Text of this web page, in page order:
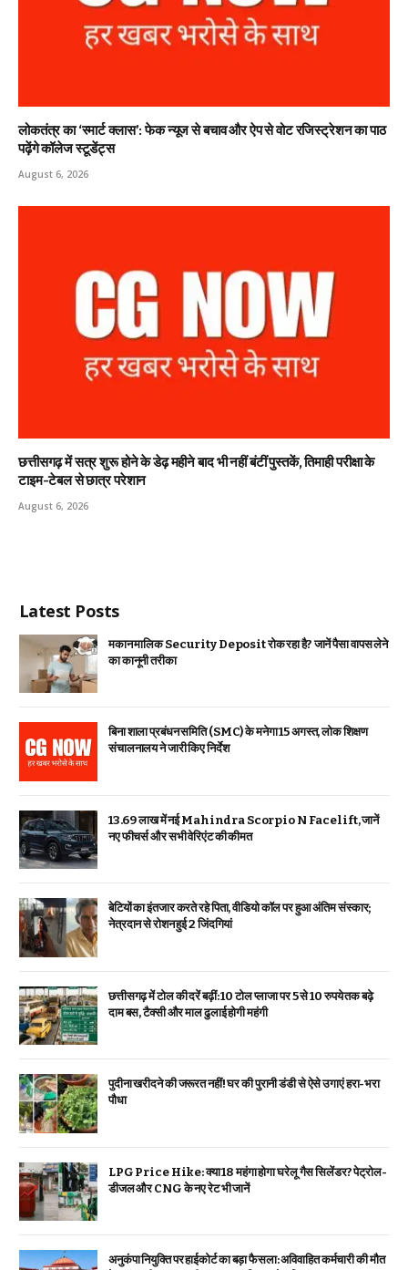
लोकतंत्र का ‘स्मार्ट क्लास’: फेक न्यूज से बचाव और ऐप से वोट रजिस्ट्रेशन का पाठ
पढ़ेंगे कॉलेज स्टूडेंट्स
August 6, 2026
छत्तीसगढ़ में सत्र शुरू होने के डेढ़ महीने बाद भी नहीं बंटीं पुस्तकें, तिमाही परीक्षा के
टाइम-टेबल से छात्र परेशान
August 6, 2026
Latest Posts
मकान मालिक Security Deposit रोक रहा है? जानें पैसा वापस लेने
का कानूनी तरीका
बिना शाला प्रबंधन समिति (SMC) के मनेगा 15 अगस्त, लोक शिक्षण
संचालनालय ने जारी किए निर्देश
₹13.69 लाख में नई Mahindra Scorpio N Facelift, जानें
नए फीचर्स और सभी वेरिएंट की कीमत
बेटियों का इंतजार करते रहे पिता, वीडियो कॉल पर हुआ अंतिम संस्कार;
नेत्रदान से रोशन हुई 2 जिंदगियां
छत्तीसगढ़ में टोल की दरें बढ़ीं: 10 टोल प्लाजा पर 5 से 10 रुपये तक बढ़े
दाम बस, टैक्सी और माल ढुलाई होगी महंगी
पुदीना खरीदने की जरूरत नहीं! घर की पुरानी डंडी से ऐसे उगाएं हरा-भरा
पौधा
LPG Price Hike: क्या ₹18 महंगा होगा घरेलू गैस सिलेंडर? पेट्रोल-
डीजल और CNG के नए रेट भी जानें
अनुकंपा नियुक्ति पर हाईकोर्ट का बड़ा फैसला: अविवाहित कर्मचारी की मौत